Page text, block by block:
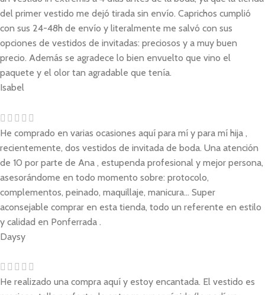
del primer vestido me dejó tirada sin envío. Caprichos cumplió
con sus 24-48h de envío y literalmente me salvó con sus
opciones de vestidos de invitadas: preciosos y a muy buen
precio. Además se agradece lo bien envuelto que vino el
paquete y el olor tan agradable que tenía.
Isabel
He comprado en varias ocasiones aquí para mí y para mí hija ,
recientemente, dos vestidos de invitada de boda. Una atención
de 10 por parte de Ana , estupenda profesional y mejor persona,
asesorándome en todo momento sobre: protocolo,
complementos, peinado, maquillaje, manicura... Super
aconsejable comprar en esta tienda, todo un referente en estilo
y calidad en Ponferrada .
Daysy
He realizado una compra aquí y estoy encantada. El vestido es